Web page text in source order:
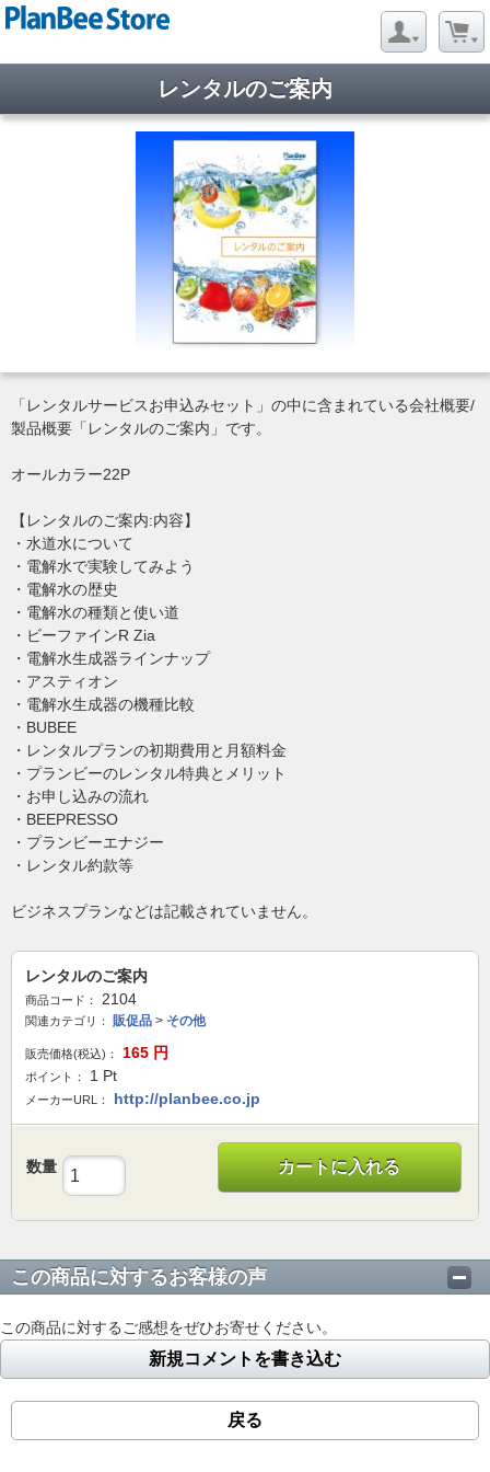
レンタルのご案内
「レンタルサービスお申込みセット」の中に含まれている会社概要/
製品概要「レンタルのご案内」です。
オールカラー22P
【レンタルのご案内:内容】
・水道水について
・電解水で実験してみよう
・電解水の歴史
・電解水の種類と使い道
・ビーファインR Zia
・電解水生成器ラインナップ
・アスティオン
・電解水生成器の機種比較
・BUBEE
・レンタルプランの初期費用と月額料金
・プランビーのレンタル特典とメリット
・お申し込みの流れ
・BEEPRESSO
・プランビーエナジー
・レンタル約款等
ビジネスプランなどは記載されていません。
レンタルのご案内
商品コード： 2104
関連カテゴリ： 販促品 > その他
販売価格(税込)： 165 円
ポイント： 1 Pt
メーカーURL： http://planbee.co.jp
数量 カートに入れる
この商品に対するお客様の声
この商品に対するご感想をぜひお寄せください。
新規コメントを書き込む
戻る